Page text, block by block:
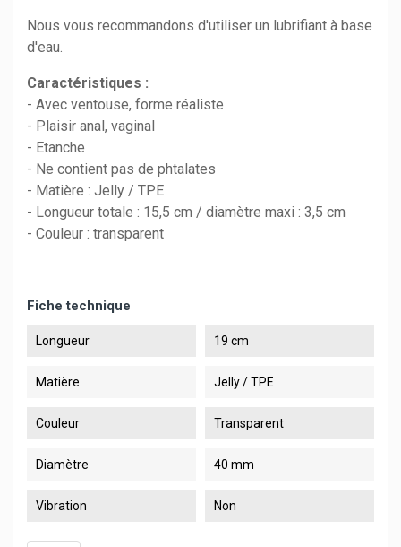
Nous vous recommandons d'utiliser un lubrifiant à base
d'eau.
Caractéristiques :
- Avec ventouse, forme réaliste
- Plaisir anal, vaginal
- Etanche
- Ne contient pas de phtalates
- Matière : Jelly / TPE
- Longueur totale : 15,5 cm / diamètre maxi : 3,5 cm
- Couleur : transparent
Fiche technique
Longueur 19 cm
Matière Jelly / TPE
Couleur Transparent
Diamètre 40 mm
Vibration Non